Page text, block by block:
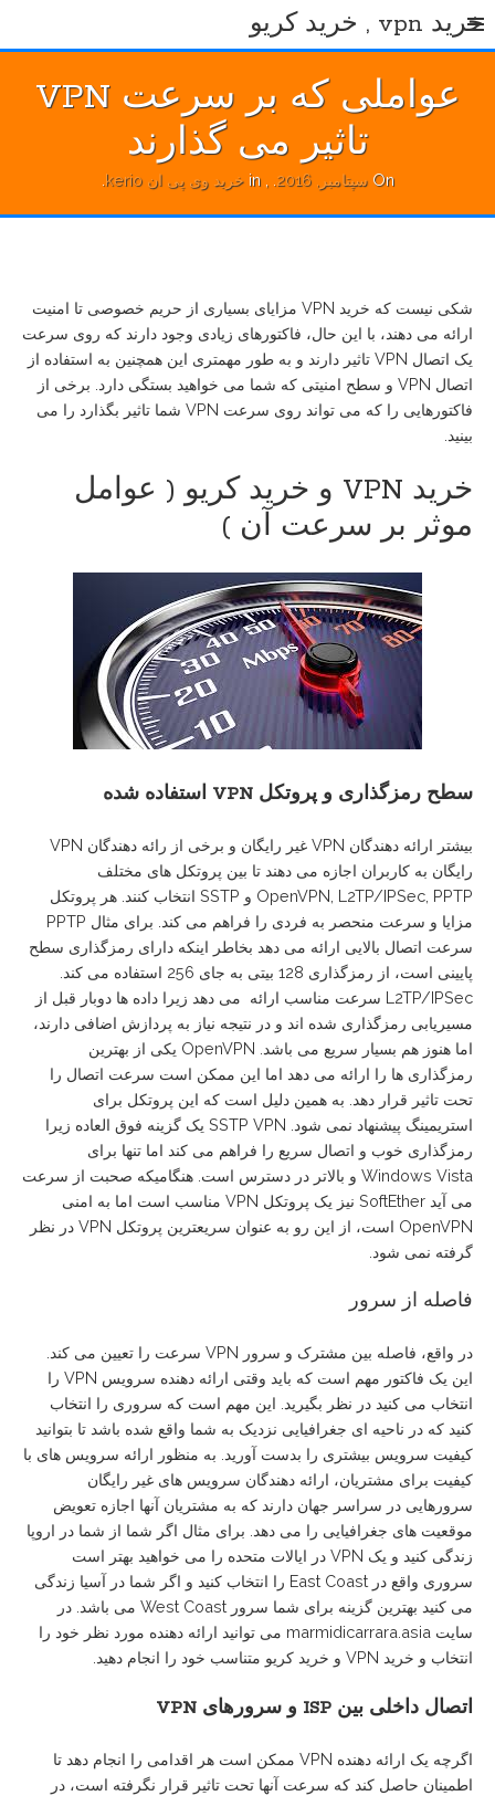
toخرید vpn , خرید کریو
عواملی که بر سرعت VPN
تاثیر می گذارند
On سپتامبر, 2016 , in خرید وی پی ان kerio
شکی نیست که خرید VPN مزایای بسیاری از حریم خصوصی تا امنیت
ارائه می دهند، با این حال، فاکتورهای زیادی وجود دارند که روی سرعت
یک اتصال VPN تاثیر دارند و به طور مهمتری این همچنین به استفاده از
اتصال VPN و سطح امنیتی که شما می خواهید بستگی دارد. برخی از
فاکتورهایی را که می تواند روی سرعت VPN شما تاثیر بگذارد را می
بینید.
خرید VPN و خرید کریو ( عوامل
موثر بر سرعت آن )
سطح رمزگذاری و پروتکل VPN استفاده شده
بیشتر ارائه دهندگان VPN غیر رایگان و برخی از رائه دهندگان VPN
رایگان به کاربران اجازه می دهند تا بین پروتکل های مختلف
OpenVPN, L2TP/IPSec, PPTP و SSTP انتخاب کنند. هر پروتکل
مزایا و سرعت منحصر به فردی را فراهم می کند. برای مثال PPTP
سرعت اتصال بالایی ارائه می دهد بخاطر اینکه دارای رمزگذاری سطح
پایینی است، از رمزگذاری 128 بیتی به جای 256 استفاده می کند.
L2TP/IPSec سرعت مناسب ارائه می دهد زیرا داده ها دوبار قبل از
مسیریابی رمزگذاری شده اند و در نتیجه نیاز به پردازش اضافی دارند،
اما هنوز هم بسیار سریع می باشد. OpenVPN یکی از بهترین
رمزگذاری ها را ارائه می دهد اما این ممکن است سرعت اتصال را
تحت تاثیر قرار دهد. به همین دلیل است که این پروتکل برای
استریمینگ پیشنهاد نمی شود. SSTP VPN یک گزینه فوق العاده زیرا
رمزگذاری خوب و اتصال سریع را فراهم می کند اما تنها برای
Windows Vista و بالاتر در دسترس است. هنگامیکه صحبت از سرعت
می آید SoftEther نیز یک پروتکل VPN مناسب است اما به امنی
OpenVPN است، از این رو به عنوان سریعترین پروتکل VPN در نظر
گرفته نمی شود.
فاصله از سرور
در واقع، فاصله بین مشترک و سرور VPN سرعت را تعیین می کند.
این یک فاکتور مهم است که باید وقتی ارائه دهنده سرویس VPN را
انتخاب می کنید در نظر بگیرید. این مهم است که سروری را انتخاب
کنید که در ناحیه ای جغرافیایی نزدیک به شما واقع شده باشد تا بتوانید
کیفیت سرویس بیشتری را بدست آورید. به منظور ارائه سرویس های با
کیفیت برای مشتریان، ارائه دهندگان سرویس های غیر رایگان
سرورهایی در سراسر جهان دارند که به مشتریان آنها اجازه تعویض
موقعیت های جغرافیایی را می دهد. برای مثال اگر شما از شما در اروپا
زندگی کنید و یک VPN در ایالات متحده را می خواهید بهتر است
سروری واقع در East Coast را انتخاب کنید و اگر شما در آسیا زندگی
می کنید بهترین گزینه برای شما سرور West Coast می باشد. در
سایت marmidicarrara.asia می توانید ارائه دهنده مورد نظر خود را
انتخاب و خرید VPN و خرید کریو متناسب خود را انجام دهید.
اتصال داخلی بین ISP و سرورهای VPN
اگرچه یک ارائه دهنده VPN ممکن است هر اقدامی را انجام دهد تا
اطمینان حاصل کند که سرعت آنها تحت تاثیر قرار نگرفته است، در